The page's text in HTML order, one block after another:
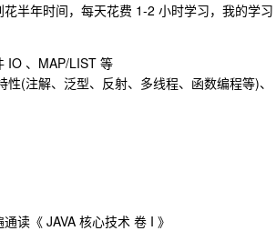
半年时间，每天花费 1-2 小时学习，我的学习
IO 、MAP/LIST 等
(注解、泛型、反射、多线程、函数编程等)、
读《 JAVA 核心技术 卷 I 》